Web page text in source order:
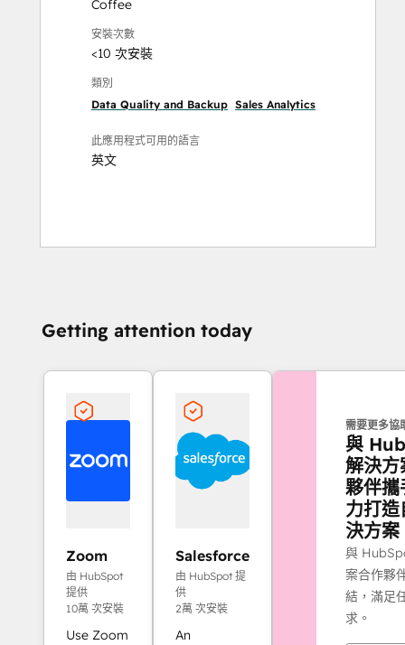
Coffee
安裝次數
<10 次安裝
類別
Data Quality and Backup Sales Analytics
此應用程式可用的語言
英文
Getting attention today
Zoom
由 HubSpot
提供
10萬 次安裝
Use Zoom
Salesforce
由 HubSpot 提
供
2萬 次安裝
An
需要更多協
與
解決方
夥伴攜
力打造
決方案
與
案合作夥
結，滿足
求。